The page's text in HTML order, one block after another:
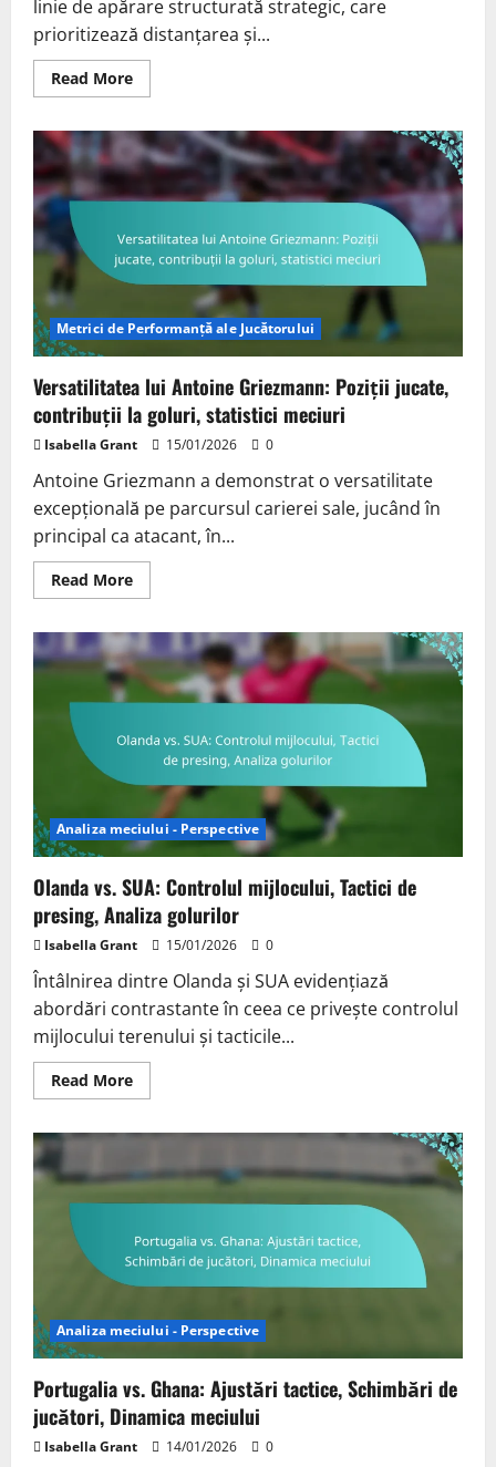
linie de apărare structurată strategic, care
prioritizează distanțarea și...
Read MoreRead
more
Defensivă
a
Angliei:
Liniei
Apărare,
Tactici
de
Presiune,
Jucătorilor
Metrici de Performanță ale Jucătorului
Versatilitatea lui Antoine Griezmann: Poziții jucate,
contribuții la goluri, statistici meciuri
Isabella Grant 15/01/2026 0
Antoine Griezmann a demonstrat o versatilitate
excepțională pe parcursul carierei sale, jucând în
principal ca atacant, în...
Read MoreRead
more
lui
Antoine
Griezmann:
Poziții
jucate,
la
goluri,
statistici
meciuri
Analiza meciului - Perspective
Olanda vs. SUA: Controlul mijlocului, Tactici de
presing, Analiza golurilor
Isabella Grant 15/01/2026 0
Întâlnirea dintre Olanda și SUA evidențiază
abordări contrastante în ceea ce privește controlul
mijlocului terenului și tacticile...
Read MoreRead
more
vs.
Controlul
Tactici
presing,
Analiza
golurilor
Analiza meciului - Perspective
Portugalia vs. Ghana: Ajustări tactice, Schimbări de
jucători, Dinamica meciului
Isabella Grant 14/01/2026 0